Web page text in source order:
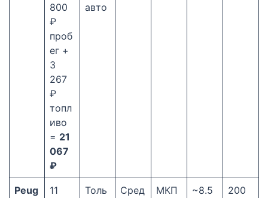
800
₽
проб
ег +
3
267
₽
топл
иво
= 21
067
₽
авто
Peug
11
Толь
Сред
МКП
~8.5
200